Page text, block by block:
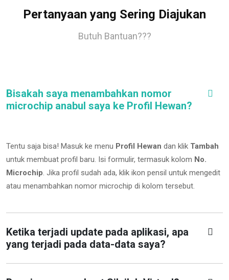
Pertanyaan yang Sering Diajukan
Butuh Bantuan???
Bisakah saya menambahkan nomor
microchip anabul saya ke Profil Hewan?
Tentu saja bisa! Masuk ke menu Profil Hewan dan klik Tambah
untuk membuat profil baru. Isi formulir, termasuk kolom No.
Microchip. Jika profil sudah ada, klik ikon pensil untuk mengedit
atau menambahkan nomor microchip di kolom tersebut.
Ketika terjadi update pada aplikasi, apa
yang terjadi pada data-data saya?